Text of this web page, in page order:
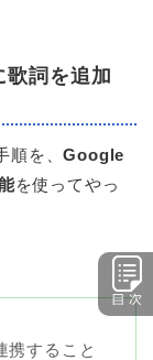
詞を追加
順を、Google
を使ってやっ
携すること